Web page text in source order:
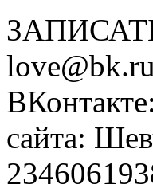
сайта: